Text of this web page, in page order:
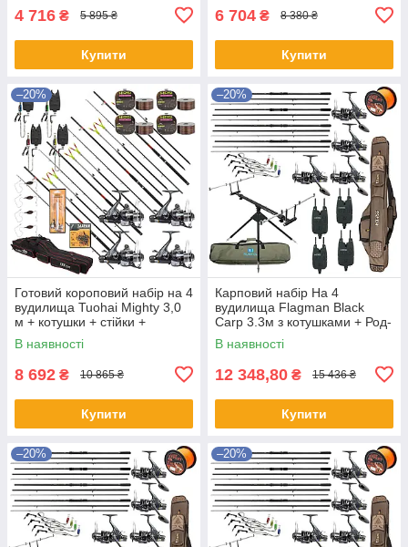
4 716 ₴ 5 895 ₴
Купити
6 704 ₴ 8 380 ₴
Купити
–20%
Готовий короповий набір на 4
вудилища Tuohai Mighty 3,0
м + котушки + стійки +
свінгери + сигналізатори +
ліска + чохол
В наявності
8 692 ₴ 10 865 ₴
Купити
–20%
Карповий набір На 4
вудилища Flagman Black
Carp 3.3м з котушками + Род-
под + Сигназатори + Чохол
В наявності
12 348,80 ₴ 15 436 ₴
Купити
–20% –20%